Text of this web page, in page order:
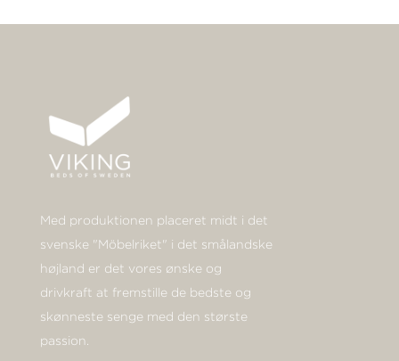
Med produktionen placeret midt i det
svenske "Möbelriket" i det smålandske
højland er det vores ønske og
drivkraft at fremstille de bedste og
skønneste senge med den største
passion.